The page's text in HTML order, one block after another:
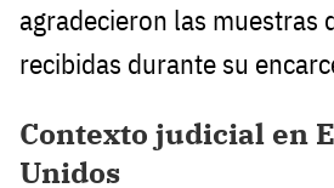
agradecieron las muestras
recibidas durante su
Contexto judicial en
Unidos